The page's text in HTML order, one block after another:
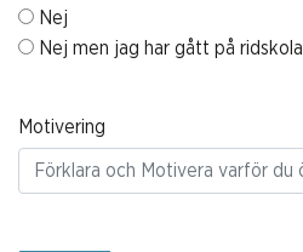
Nej
Nej men jag har gått på ridskola
Motivering